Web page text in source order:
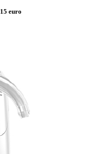
15 euro